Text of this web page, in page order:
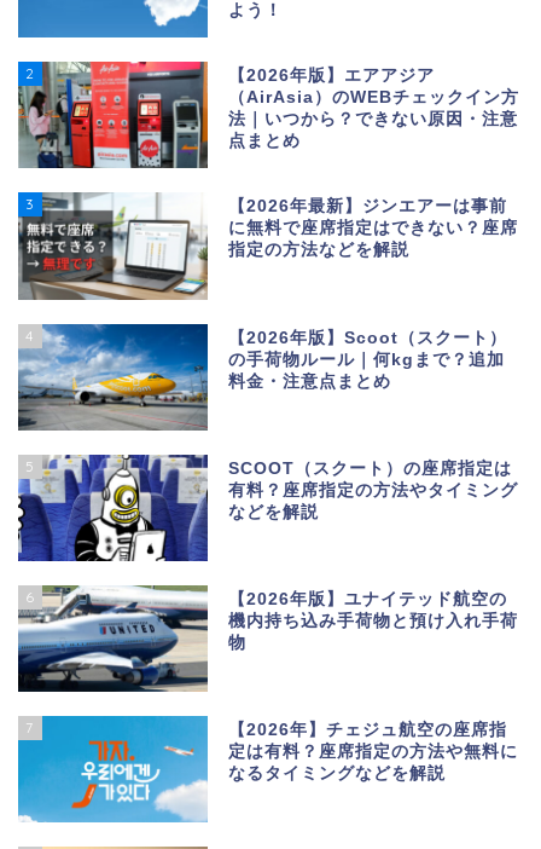
よう！
2
【2026年版】エアアジア
（AirAsia）のWEBチェックイン方
法｜いつから？できない原因・注意
点まとめ
3
【2026年最新】ジンエアーは事前
に無料で座席指定はできない？座席
指定の方法などを解説
4
【2026年版】Scoot（スクート）
の手荷物ルール｜何kgまで？追加
料金・注意点まとめ
5
SCOOT（スクート）の座席指定は
有料？座席指定の方法やタイミング
などを解説
6
【2026年版】ユナイテッド航空の
機内持ち込み手荷物と預け入れ手荷
物
7
【2026年】チェジュ航空の座席指
定は有料？座席指定の方法や無料に
なるタイミングなどを解説